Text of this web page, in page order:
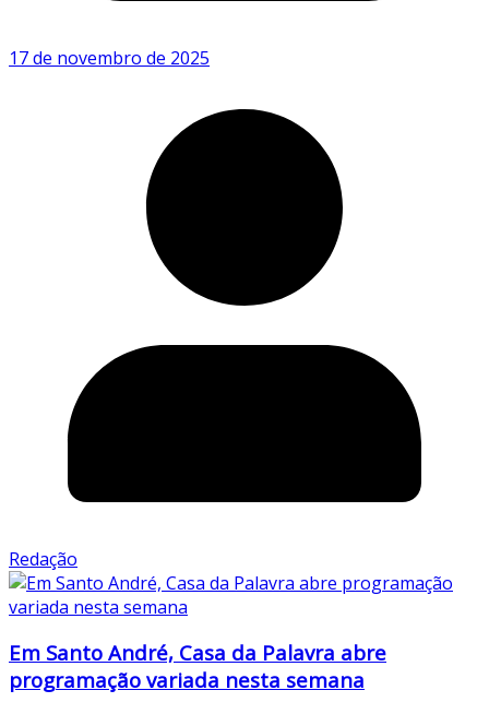
17 de novembro de 2025
Redação
Em Santo André, Casa da Palavra abre
programação variada nesta semana